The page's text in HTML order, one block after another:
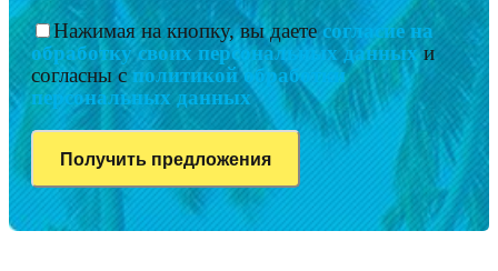
Нажимая на кнопку, вы даете согласие на
обработку своих персональных данныхи
согласны сполитикой обработки
персональных данных